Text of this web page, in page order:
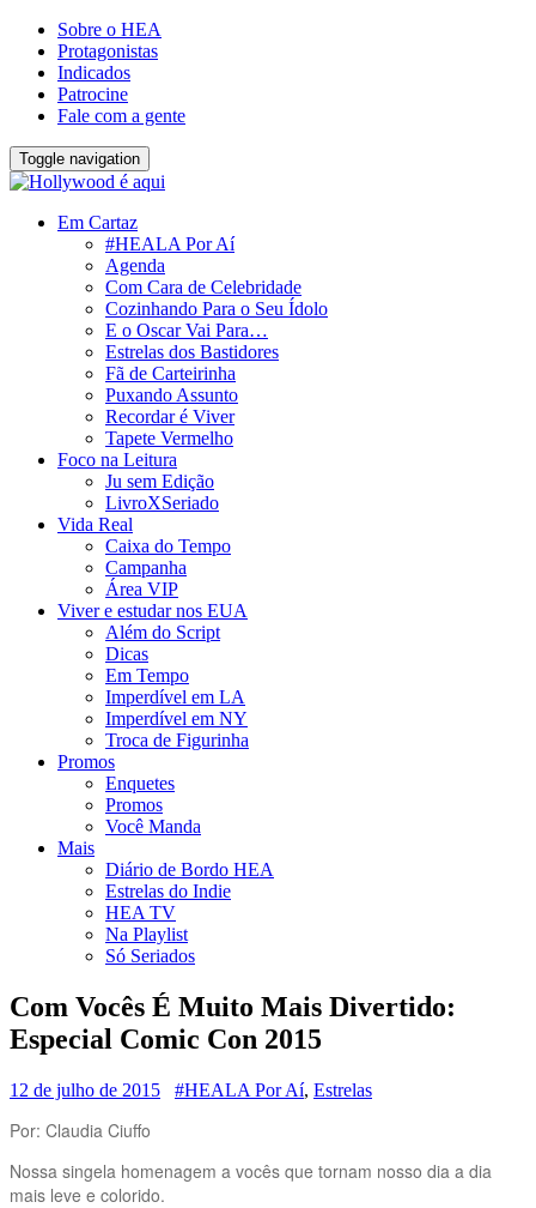
Sobre o HEA
Protagonistas
Indicados
Patrocine
Fale com a gente
Toggle navigation
Em Cartaz
#HEALA Por Aí
Agenda
Com Cara de Celebridade
Cozinhando Para o Seu Ídolo
E o Oscar Vai Para…
Estrelas dos Bastidores
Fã de Carteirinha
Puxando Assunto
Recordar é Viver
Tapete Vermelho
Foco na Leitura
Ju sem Edição
LivroXSeriado
Vida Real
Caixa do Tempo
Campanha
Área VIP
Viver e estudar nos EUA
Além do Script
Dicas
Em Tempo
Imperdível em LA
Imperdível em NY
Troca de Figurinha
Promos
Enquetes
Promos
Você Manda
Mais
Diário de Bordo HEA
Estrelas do Indie
HEA TV
Na Playlist
Só Seriados
Com Vocês É Muito Mais Divertido:
Especial Comic Con 2015
12 de julho de 2015 #HEALA Por Aí, Estrelas
Por: Claudia Ciuffo
Nossa singela homenagem a vocês que tornam nosso dia a dia
mais leve e colorido.